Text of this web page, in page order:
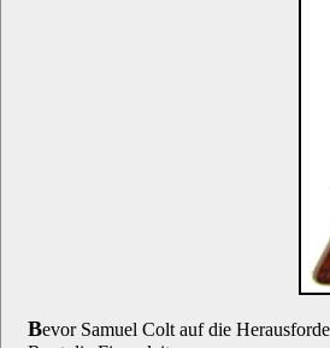
Bevor Samuel Colt auf die